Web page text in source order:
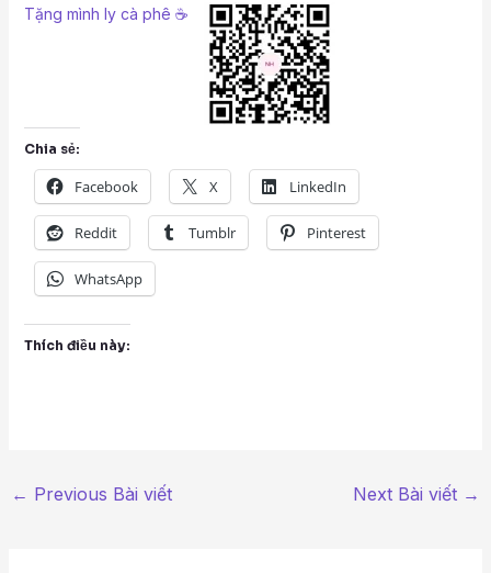
Tặng mình ly cà phê ☕
Chia sẻ:
Facebook X LinkedIn
Reddit Tumblr Pinterest
WhatsApp
Thích điều này:
← Previous Bài viết Next Bài viết →